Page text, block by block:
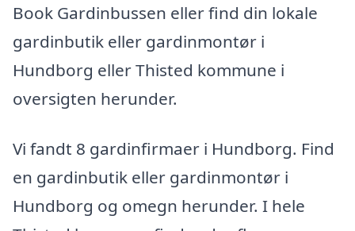
Book Gardinbussen eller find din lokale
gardinbutik eller gardinmontør i
Hundborg eller Thisted kommune i
oversigten herunder.
Vi fandt 8 gardinfirmaer i Hundborg. Find
en gardinbutik eller gardinmontør i
Hundborg og omegn herunder. I hele